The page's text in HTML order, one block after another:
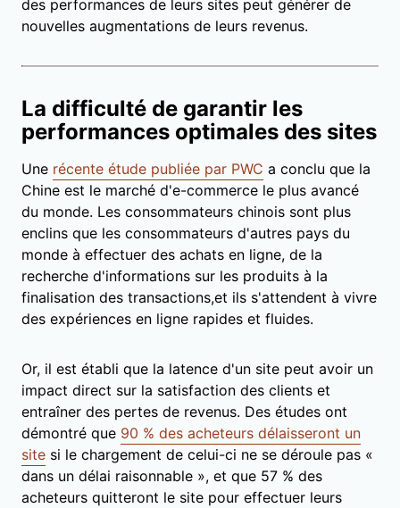
des performances de leurs sites peut générer de
nouvelles augmentations de leurs revenus.
La difficulté de garantir les
performances optimales des sites
Une récente étude publiée par PWC a conclu que la
Chine est le marché d'e-commerce le plus avancé
du monde. Les consommateurs chinois sont plus
enclins que les consommateurs d'autres pays du
monde à effectuer des achats en ligne, de la
recherche d'informations sur les produits à la
finalisation des transactions,et ils s'attendent à vivre
des expériences en ligne rapides et fluides.
Or, il est établi que la latence d'un site peut avoir un
impact direct sur la satisfaction des clients et
entraîner des pertes de revenus. Des études ont
démontré que 90 % des acheteurs délaisseront un
site si le chargement de celui-ci ne se déroule pas «
dans un délai raisonnable », et que 57 % des
acheteurs quitteront le site pour effectuer leurs